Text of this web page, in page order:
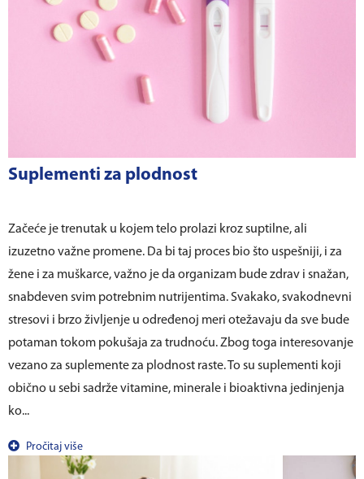
Suplementi za plodnost
Začeće je trenutak u kojem telo prolazi kroz suptilne, ali
izuzetno važne promene. Da bi taj proces bio što uspešniji, i za
žene i za muškarce, važno je da organizam bude zdrav i snažan,
snabdeven svim potrebnim nutrijentima. Svakako, svakodnevni
stresovi i brzo življenje u određenoj meri otežavaju da sve bude
potaman tokom pokušaja za trudnoću. Zbog toga interesovanje
vezano za suplemente za plodnost raste. To su suplementi koji
obično u sebi sadrže vitamine, minerale i bioaktivna jedinjenja
ko...
Pročitaj više